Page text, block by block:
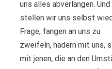
uns alles abverlangen. Und
stellen wir uns selbst
Frage, fangen an uns zu
zweifeln, hadern mit uns,
mit jenen, die an den